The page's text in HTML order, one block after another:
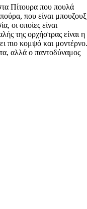
Πίτουρα που πουλά
που είναι
οι οποίες είναι
της ορχήστρας είναι η
πιο κομψό και
αλλά ο παντοδύναμος